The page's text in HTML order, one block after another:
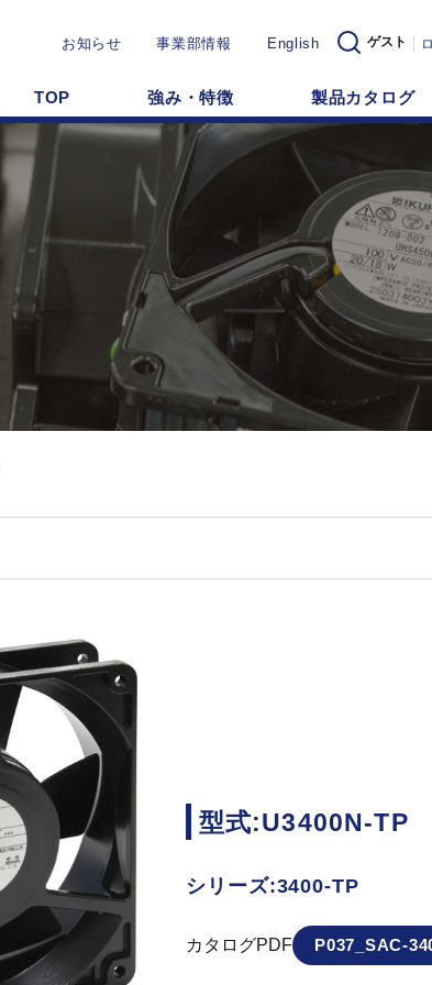
お知らせ 事業部情報 English ゲスト
TOP 強み・特徴 製品カタログ
型式:U3400N-TP
シリーズ:3400-TP
カタログPDF P037_SAC-